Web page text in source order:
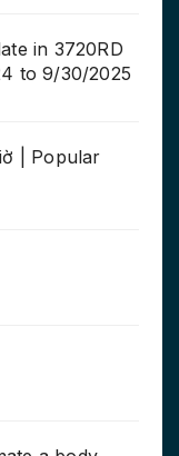
in 3720RD
to 9/30/2025
| Popular